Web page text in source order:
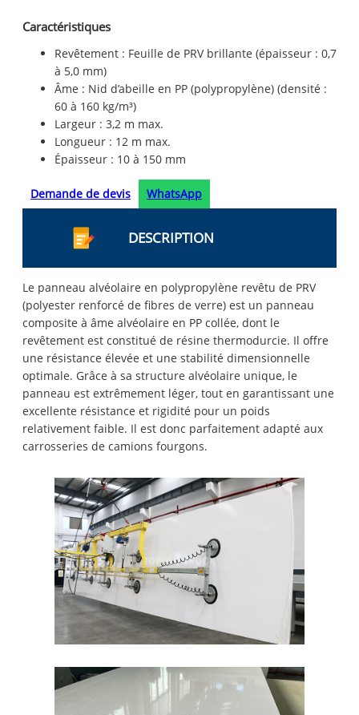
Caractéristiques
Revêtement : Feuille de PRV brillante (épaisseur : 0,7
à 5,0 mm)
Âme : Nid d’abeille en PP (polypropylène) (densité :
60 à 160 kg/m³)
Largeur : 3,2 m max.
Longueur : 12 m max.
Épaisseur : 10 à 150 mm
Demande de devis WhatsApp
DESCRIPTION
Le panneau alvéolaire en polypropylène revêtu de PRV
(polyester renforcé de fibres de verre) est un panneau
composite à âme alvéolaire en PP collée, dont le
revêtement est constitué de résine thermodurcie. Il offre
une résistance élevée et une stabilité dimensionnelle
optimale. Grâce à sa structure alvéolaire unique, le
panneau est extrêmement léger, tout en garantissant une
excellente résistance et rigidité pour un poids
relativement faible. Il est donc parfaitement adapté aux
carrosseries de camions fourgons.